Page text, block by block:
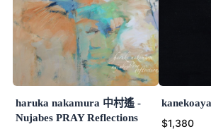
haruka nakamura 中村遙 -
Nujabes PRAY Reflections
$1,380